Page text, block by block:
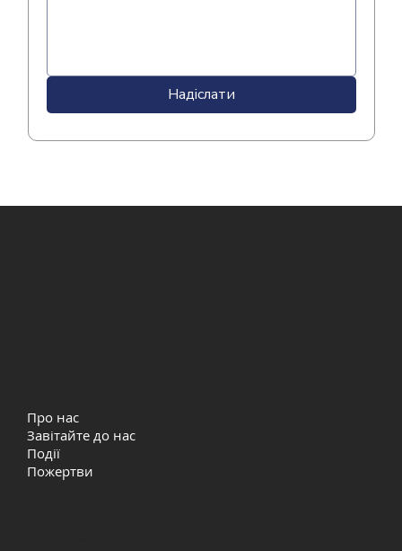
Надіслати
Про нас
Завітайте до нас
Події
Пожертви